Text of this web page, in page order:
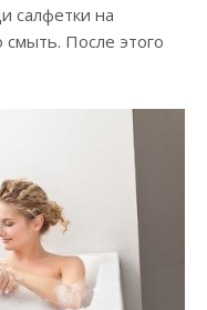
салфетки на
После этого